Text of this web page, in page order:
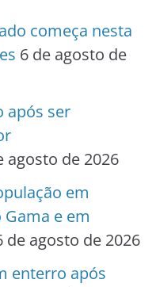
começa nesta
6 de agosto de
após ser
agosto de 2026
em
e em
de agosto de 2026
enterro após